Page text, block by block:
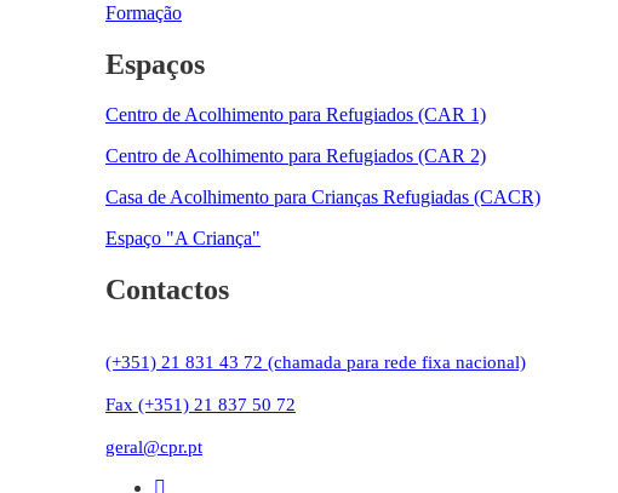
Formação
Espaços
Centro de Acolhimento para Refugiados (CAR 1)
Centro de Acolhimento para Refugiados (CAR 2)
Casa de Acolhimento para Crianças Refugiadas (CACR)
Espaço "A Criança"
Contactos
(+351) 21 831 43 72 (chamada para rede fixa nacional)
Fax (+351) 21 837 50 72
geral@cpr.pt